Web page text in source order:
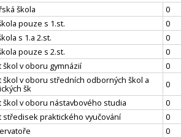
škola
0
pouze s 1.st.
0
s 1.a 2.st.
0
pouze s 2.st.
0
škol v oboru gymnázií
0
škol v oboru středních odborných škol a
šk
0
škol v oboru nástavbového studia
0
středisek praktického vyučování
0
0